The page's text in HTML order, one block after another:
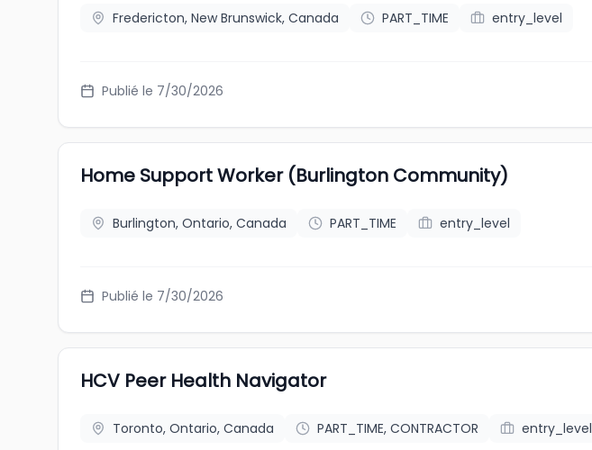
Fredericton, New Brunswick, Canada PART_TIME entry_level
Publié le 7/30/2026
Home Support Worker (Burlington Community)
Burlington, Ontario, Canada PART_TIME entry_level
Publié le 7/30/2026
HCV Peer Health Navigator
Toronto, Ontario, Canada PART_TIME, CONTRACTOR entry_level